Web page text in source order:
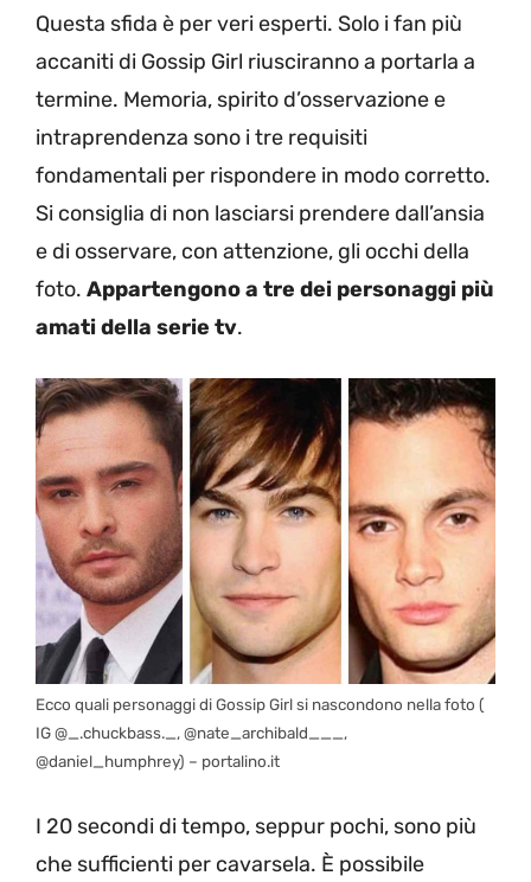
Questa sfida è per veri esperti. Solo i fan più
accaniti di Gossip Girl riusciranno a portarla a
termine. Memoria, spirito d’osservazione e
intraprendenza sono i tre requisiti
fondamentali per rispondere in modo corretto.
Si consiglia di non lasciarsi prendere dall’ansia
e di osservare, con attenzione, gli occhi della
foto. Appartengono a tre dei personaggi più
amati della serie tv.
Ecco quali personaggi di Gossip Girl si nascondono nella foto (
IG @_.chuckbass._, @nate_archibald___,
@daniel_humphrey) – portalino.it
I 20 secondi di tempo, seppur pochi, sono più
che sufficienti per cavarsela. È possibile